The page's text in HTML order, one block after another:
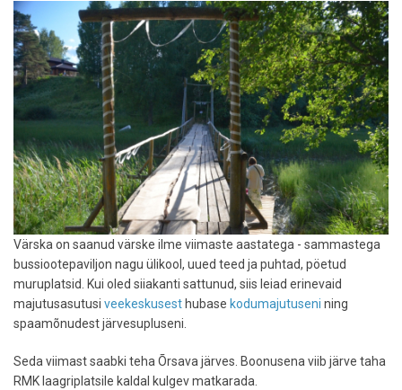
Värska on saanud värske ilme viimaste aastatega - sammastega
bussiootepaviljon nagu ülikool, uued teed ja puhtad, pöetud
muruplatsid. Kui oled siiakanti sattunud, siis leiad erinevaid
majutusasutusi veekeskusest hubase kodumajutuseni ning
spaamõnudest järvesupluseni.
Seda viimast saabki teha Õrsava järves. Boonusena viib järve taha
RMK laagriplatsile kaldal kulgev matkarada.